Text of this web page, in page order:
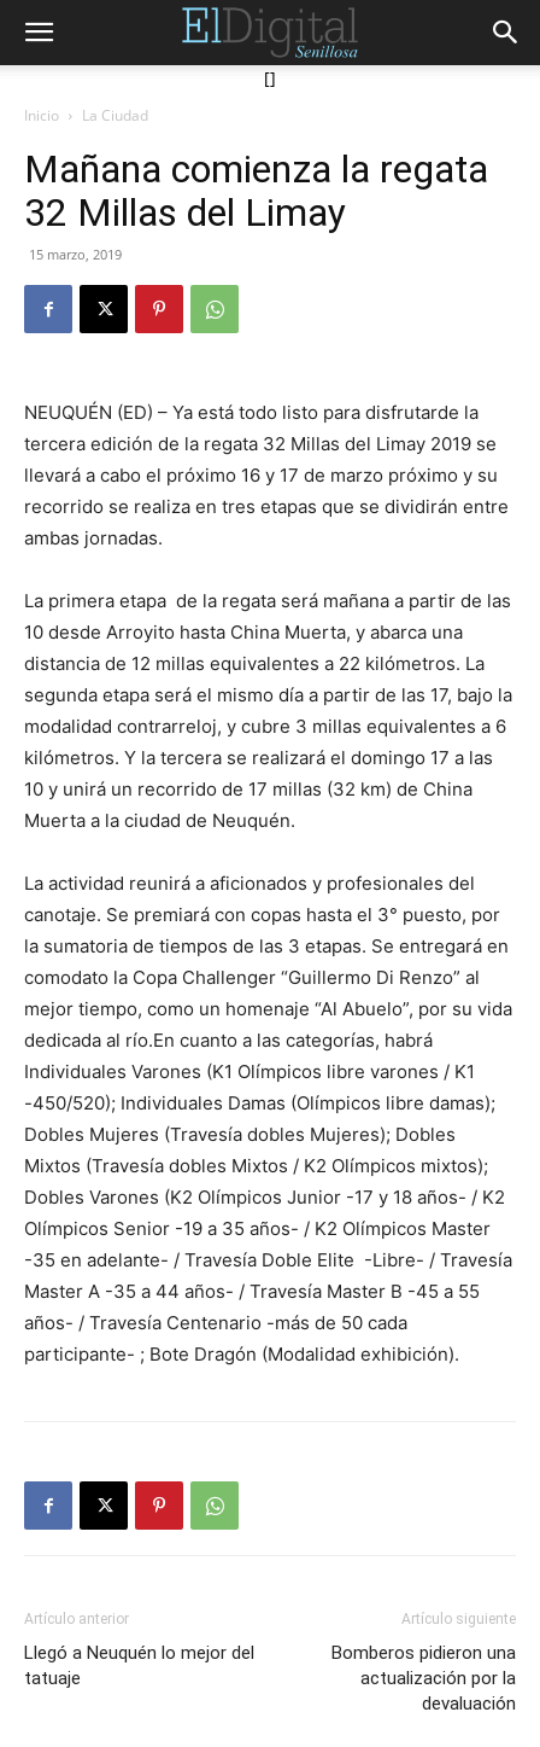
[]
Inicio La Ciudad
Mañana comienza la regata
32 Millas del Limay
15 marzo, 2019
NEUQUÉN (ED) – Ya está todo listo para disfrutarde la
tercera edición de la regata 32 Millas del Limay 2019 se
llevará a cabo el próximo 16 y 17 de marzo próximo y su
recorrido se realiza en tres etapas que se dividirán entre
ambas jornadas.
La primera etapa de la regata será mañana a partir de las
10 desde Arroyito hasta China Muerta, y abarca una
distancia de 12 millas equivalentes a 22 kilómetros. La
segunda etapa será el mismo día a partir de las 17, bajo la
modalidad contrarreloj, y cubre 3 millas equivalentes a 6
kilómetros. Y la tercera se realizará el domingo 17 a las
10 y unirá un recorrido de 17 millas (32 km) de China
Muerta a la ciudad de Neuquén.
La actividad reunirá a aficionados y profesionales del
canotaje. Se premiará con copas hasta el 3° puesto, por
la sumatoria de tiempos de las 3 etapas. Se entregará en
comodato la Copa Challenger “Guillermo Di Renzo” al
mejor tiempo, como un homenaje “Al Abuelo”, por su vida
dedicada al río.En cuanto a las categorías, habrá
Individuales Varones (K1 Olímpicos libre varones / K1
-450/520); Individuales Damas (Olímpicos libre damas);
Dobles Mujeres (Travesía dobles Mujeres); Dobles
Mixtos (Travesía dobles Mixtos / K2 Olímpicos mixtos);
Dobles Varones (K2 Olímpicos Junior -17 y 18 años- / K2
Olímpicos Senior -19 a 35 años- / K2 Olímpicos Master
-35 en adelante- / Travesía Doble Elite -Libre- / Travesía
Master A -35 a 44 años- / Travesía Master B -45 a 55
años- / Travesía Centenario -más de 50 cada
participante- ; Bote Dragón (Modalidad exhibición).
Artículo anterior
Llegó a Neuquén lo mejor del
tatuaje
Artículo siguiente
Bomberos pidieron una
actualización por la
devaluación